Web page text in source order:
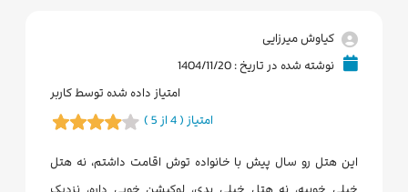
کیاوش میرزایی
نوشته شده در تاریخ : 1404/11/20
امتیاز داده شده توسط کاربر
امتیاز ( 4 از 5 )
این هتل رو سال پیش با خانواده توش اقامت داشتم، نه هتل